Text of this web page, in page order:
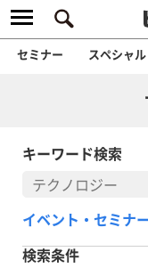
セミナー スペシャル
キーワード検索
イベント・セミナ
検索条件